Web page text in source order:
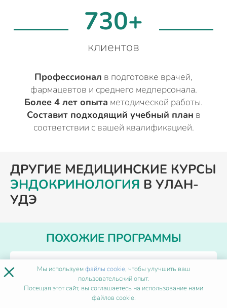
730+
клиентов
Профессионал в подготовке врачей,
фармацевтов и среднего медперсонала.
Более 4 лет опыта методической работы.
Составит подходящий учебный план в
соответствии с вашей квалификацией.
ДРУГИЕ МЕДИЦИНСКИЕ КУРСЫ
ЭНДОКРИНОЛОГИЯ В УЛАН-
УДЭ
ПОХОЖИЕ ПРОГРАММЫ
Нейропсихологический подход в
работе логопеда
× Мы используемфайлы cookie, чтобы улучшить ваш
пользовательский опыт.
Посещая этот сайт, вы соглашаетесь на использование нами
файлов cookie.